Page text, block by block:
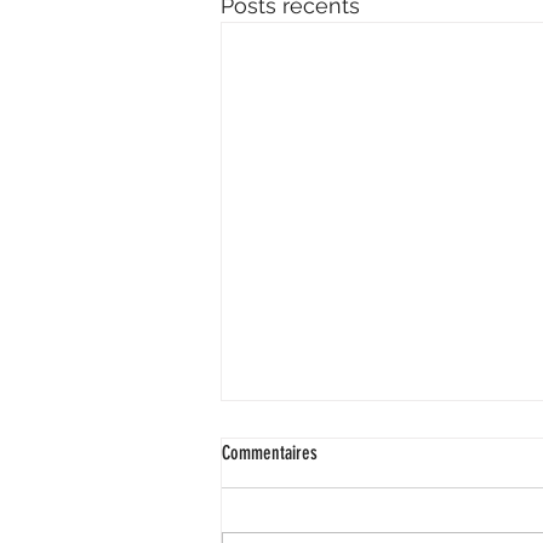
Commentaires